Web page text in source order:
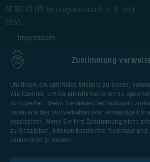
Zustimmung
Um Ihnen ein optimales Erlebnis zu bieten,
wie Cookies, um Geräteinformationen zu
zuzugreifen. Wenn Sie diesen Technologien
Daten wie das Surfverhalten oder eindeutige IDs
verarbeiten. Wenn Sie Ihre Zustimmung nicht
zurückziehen, können bestimmte Merkmale und
beeinträchtigt werden.
AERO-CLUB Herzogenaurach e. V. seit
1951.
Impressum
Alte Webseite
Nützliche Seiten
Webseite Flugplatz
Vereinsfliegerportal
Huberschrauberschulung.de